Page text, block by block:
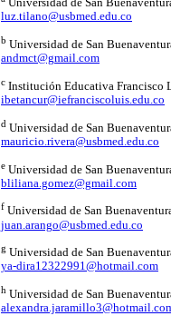
Universidad de San
luz.tilano@usbmed.edu.co
b Universidad de San
andmct@gmail.com
c Institución Educativa Francisco
ibetancur@iefranciscoluis.edu.co
d Universidad de San
mauricio.rivera@usbmed.edu.co
e Universidad de San
bliliana.gomez@gmail.com
f Universidad de San
juan.arango@usbmed.edu.co
g Universidad de San
ya-dira12322991@hotmail.com
h Universidad de San